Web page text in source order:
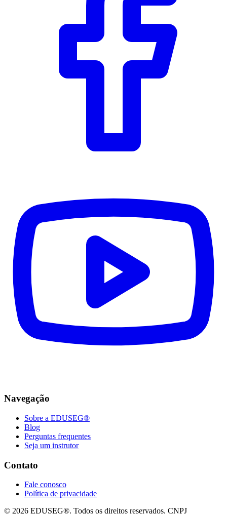
Navegação
Sobre a EDUSEG®
Blog
Perguntas frequentes
Seja um instrutor
Contato
Fale conosco
Política de privacidade
© 2026 EDUSEG®. Todos os direitos reservados. CNPJ